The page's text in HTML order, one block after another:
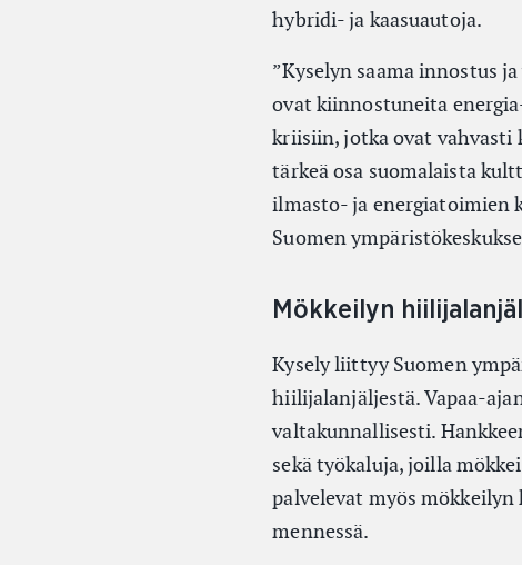
hybridi- ja kaasuautoja.
”Kyselyn saama innostus
ovat kiinnostuneita
kriisiin, jotka ovat vahvasti
tärkeä osa suomalaista
ilmasto- ja energiatoimien
Suomen
Mökkeilyn
Kysely liittyy Suomen
hiilijalanjäljestä. Vapaa-
valtakunnallisesti.
sekä työkaluja, joilla
palvelevat myös
mennessä.